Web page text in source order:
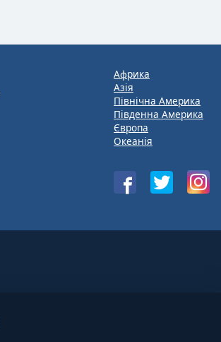
Африка
Азія
Північна Америка
Південна Америка
Європа
Океанія